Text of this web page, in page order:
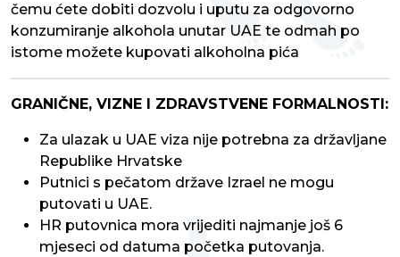
čemu ćete dobiti dozvolu i uputu za odgovorno
konzumiranje alkohola unutar UAE te odmah po
istome možete kupovati alkoholna pića
GRANIČNE, VIZNE I ZDRAVSTVENE FORMALNOSTI :
Za ulazak u UAE viza nije potrebna za državljane
Republike Hrvatske
Putnici s pečatom države Izrael ne mogu
putovati u UAE.
HR putovnica mora vrijediti najmanje još 6
mjeseci od datuma početka putovanja.